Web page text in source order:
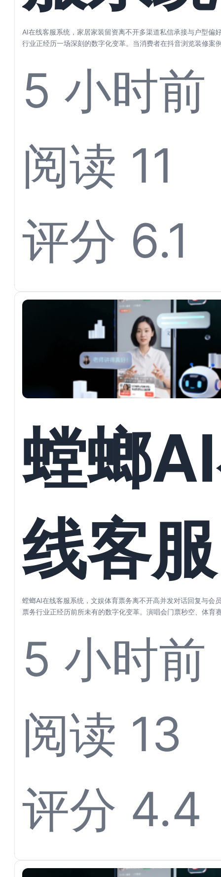
家居
留资
开多
私信
与户
好自
理
AI在线客服系统，家居家装留资离不开多渠道私信承接与户型偏
行业正经历一场深刻的数字化变革。当消费者在抖音浏览装修案
5 小时前
阅读 11
评分 6.1
螳螂
线客
统，
体育
离不
螳螂AI在线客服系统，文娱体育票务离不开高并发对话回复与会
票务行业正经历前所未有的数字化变革。演唱会门票秒空、体育
5 小时前
阅读 13
评分 4.4